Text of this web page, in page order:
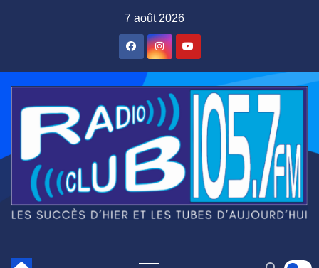
7 août 2026